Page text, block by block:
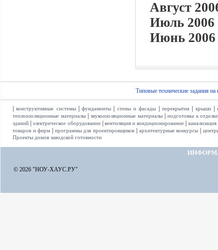
Август
Июль 2006
Июнь 2006
Типовые технические задания на
|конструктивные системы|фундаменты стены и фасады перекрытия| крыши|
теплоизоляционные материалы| звукоизоляционные материалы|
подготовка к отделке
зданий |электрическое оборудование| вентиляция и кондиционирование канализация
товаров и фирм программы для проектировщиков архитектурные конкурсы
Проекты домов заводской готовности
© 2026 "НОУ-ХАУС.РУ"